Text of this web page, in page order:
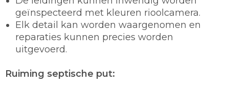
geïnspecteerd met kleuren rioolcamera.
Elk detail kan worden waargenomen en
reparaties kunnen precies worden
uitgevoerd.
Ruiming septische put: